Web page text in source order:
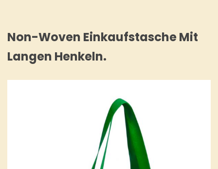
Non-Woven Einkaufstasche Mit
Langen Henkeln.